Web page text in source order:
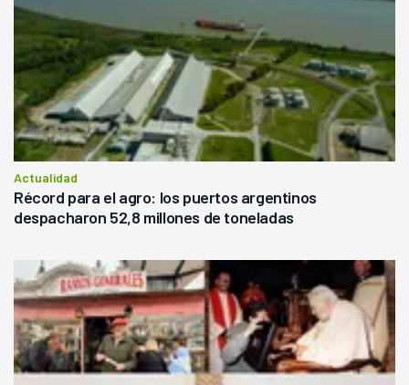
Actualidad
Récord para el agro: los puertos argentinos
despacharon 52,8 millones de toneladas